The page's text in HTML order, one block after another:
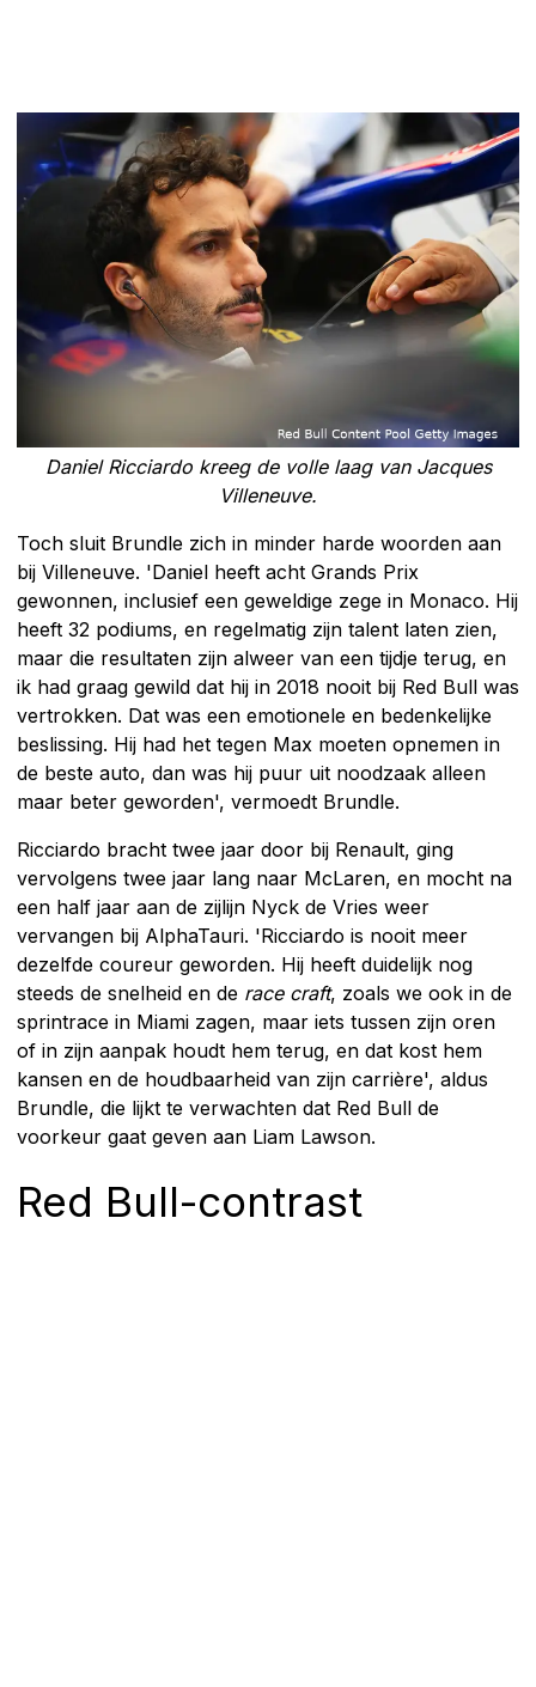
Daniel Ricciardo kreeg de volle laag van Jacques
Villeneuve.
Toch sluit Brundle zich in minder harde woorden aan
bij Villeneuve. 'Daniel heeft acht Grands Prix
gewonnen, inclusief een geweldige zege in Monaco. Hij
heeft 32 podiums, en regelmatig zijn talent laten zien,
maar die resultaten zijn alweer van een tijdje terug, en
ik had graag gewild dat hij in 2018 nooit bij Red Bull was
vertrokken. Dat was een emotionele en bedenkelijke
beslissing. Hij had het tegen Max moeten opnemen in
de beste auto, dan was hij puur uit noodzaak alleen
maar beter geworden', vermoedt Brundle.
Ricciardo bracht twee jaar door bij Renault, ging
vervolgens twee jaar lang naar McLaren, en mocht na
een half jaar aan de zijlijn Nyck de Vries weer
vervangen bij AlphaTauri. 'Ricciardo is nooit meer
dezelfde coureur geworden. Hij heeft duidelijk nog
steeds de snelheid en de race craft, zoals we ook in de
sprintrace in Miami zagen, maar iets tussen zijn oren
of in zijn aanpak houdt hem terug, en dat kost hem
kansen en de houdbaarheid van zijn carrière', aldus
Brundle, die lijkt te verwachten dat Red Bull de
voorkeur gaat geven aan Liam Lawson.
Red Bull-contrast